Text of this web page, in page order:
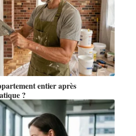
entier après
?